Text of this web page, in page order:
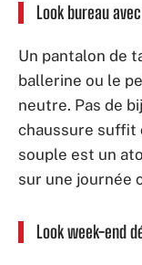
Look bureau
Un pantalon de
ballerine ou le
neutre. Pas de
chaussure suffit
souple est un
sur une journée
Look week-end